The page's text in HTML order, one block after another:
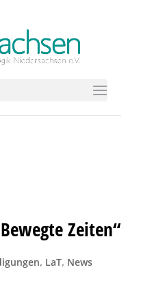
Zeiten“
, LaT, News